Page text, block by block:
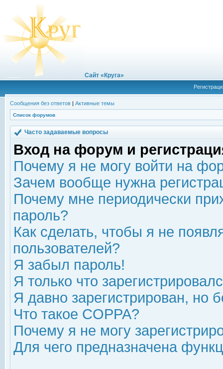
Сайт «Круга»
Сообщения без ответов | Активные темы
Список форумов
Часто задаваемые вопросы
Вход на форум и
Почему я не могу войти на
Зачем вообще нужна
Почему мне периодически
пароль?
Как сделать, чтобы я не
пользователей?
Я забыл пароль!
Я только что
Я давно зарегистрирован, но
Что такое COPPA?
Почему я не могу
Для чего предназначена